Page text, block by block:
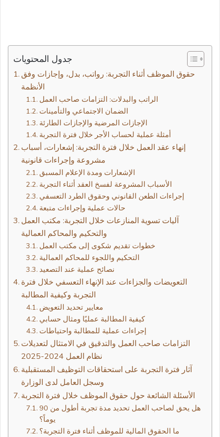
جدول المحتويات
حقوق الموظف أثناء التجربة: رواتب، بدل، وإجازات وفق
الأنظمة
الراتب والبدلات: التزامات صاحب العمل
الضمان الاجتماعي والتأمينات
الإجازات المرضية والإجازات الطارئة
أمثلة عملية لحساب الأجر خلال فترة التجربة
إنهاء عقد العمل خلال فترة التجربة: إشعارات، أسباب
مشروعة وإجراءات قانونية
الإشعارات ومدة الإعلام المسبق
الأسباب المشروعة لفسخ العقد أثناء التجربة
إجراءات الطعن القانوني وحقوق الطرد التعسفي
حالات عملية وإجراءات متبعة
آليات تسوية المنازعات خلال التجربة: مكتب العمل
والتحكيم والمحاكم العمالية
خطوات تقديم شكوى إلى مكتب العمل
التحكيم واللجوء للمحاكم العمالية
نصائح عملية عند التصعيد
التعويضات والجزاءات عند الإنهاء التعسفي خلال فترة
التجربة وكيفية المطالبة
معايير تحديد التعويض
كيفية المطالبة عمليًا ومثال حسابي
إجراءات عملية للمطالبة واحتياطات
التزامات صاحب العمل والتدقيق في الامتثال لتعديلات
نظام العمل 2024-2025
آثار فترة التجربة على استحقاقات التوظيف المستقبلية
وسجل العامل لدى الوزارة
الأسئلة الشائعة حول حقوق الموظف خلال فترة التجربة
هل يحق لصاحب العمل تحديد مدة تجربة أطول من 90
يوماً؟
ما الحقوق المالية للموظف أثناء فترة التجربة؟